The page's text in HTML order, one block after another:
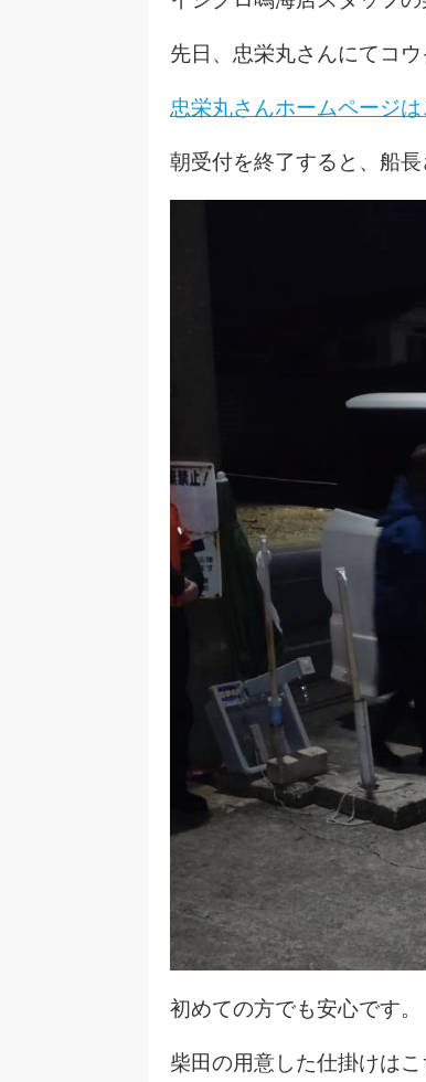
先日、忠栄丸さんにてコ
忠栄丸さんホームページは
朝受付を終了すると、船
初めての方でも安心です。
柴田の用意した仕掛けはこ